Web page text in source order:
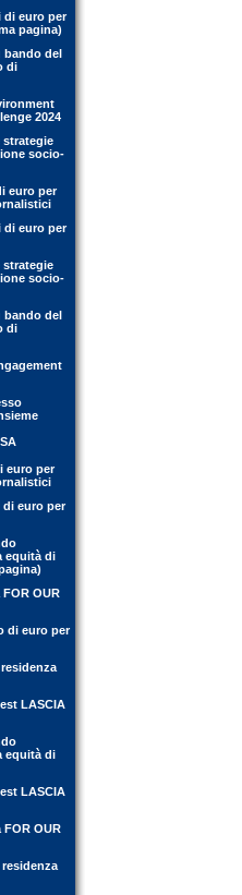
di euro per
pagina)
bando del
di
2024
strategie
socio-
euro per
di euro per
strategie
socio-
bando del
di
euro per
di euro per
equità di
FOR OUR
di euro per
LASCIA
equità di
LASCIA
FOR OUR